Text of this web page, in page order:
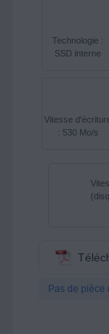
Technologie :
SSD interne
Vitesse
: 530 Mo/s
Pas de pièce